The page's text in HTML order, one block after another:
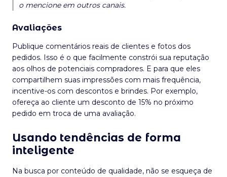
o mencione em outros canais.
Avaliações
Publique comentários reais de clientes e fotos dos
pedidos. Isso é o que facilmente constrói sua reputação
aos olhos de potenciais compradores. E para que eles
compartilhem suas impressões com mais frequência,
incentive-os com descontos e brindes. Por exemplo,
ofereça ao cliente um desconto de 15% no próximo
pedido em troca de uma avaliação.
Usando tendências de forma
inteligente
Na busca por conteúdo de qualidade, não se esqueça de